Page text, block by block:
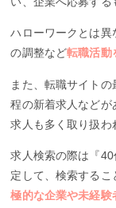
ハローワークとは異
の調整など転職活動
また、転職サイト
程の新着求人など
求人も多く取り扱わ
求人検索の際は『
定して、検索する
極的な企業や未経験